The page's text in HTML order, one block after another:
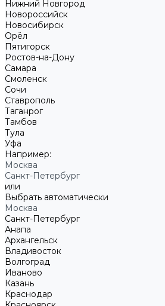
Нижний Новгород
Новороссийск
Новосибирск
Орёл
Пятигорск
Ростов-на-Дону
Самара
Смоленск
Сочи
Ставрополь
Таганрог
Тамбов
Тула
Уфа
Например:
Москва
Санкт-Петербург
или
Выбрать автоматически
Москва
Санкт-Петербург
Анапа
Архангельск
Владивосток
Волгоград
Иваново
Казань
Краснодар